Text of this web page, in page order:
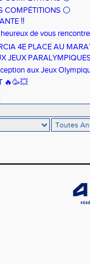
COMPÉTITIONS ⚪️
‼️
de vous
4E PLACE AU
JEUX
aux Jeux
🔥🥳💥